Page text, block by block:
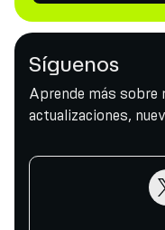
Síguenos
Aprende más sobre
actualizaciones,